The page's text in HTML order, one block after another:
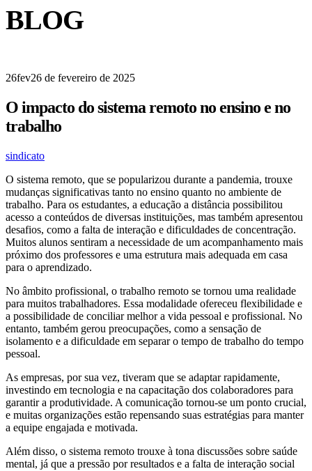
BLOG
26fev26 de fevereiro de 2025
O impacto do sistema remoto no ensino e no
trabalho
sindicato
O sistema remoto, que se popularizou durante a pandemia, trouxe
mudanças significativas tanto no ensino quanto no ambiente de
trabalho. Para os estudantes, a educação a distância possibilitou
acesso a conteúdos de diversas instituições, mas também apresentou
desafios, como a falta de interação e dificuldades de concentração.
Muitos alunos sentiram a necessidade de um acompanhamento mais
próximo dos professores e uma estrutura mais adequada em casa
para o aprendizado.
No âmbito profissional, o trabalho remoto se tornou uma realidade
para muitos trabalhadores. Essa modalidade ofereceu flexibilidade e
a possibilidade de conciliar melhor a vida pessoal e profissional. No
entanto, também gerou preocupações, como a sensação de
isolamento e a dificuldade em separar o tempo de trabalho do tempo
pessoal.
As empresas, por sua vez, tiveram que se adaptar rapidamente,
investindo em tecnologia e na capacitação dos colaboradores para
garantir a produtividade. A comunicação tornou-se um ponto crucial,
e muitas organizações estão repensando suas estratégias para manter
a equipe engajada e motivada.
Além disso, o sistema remoto trouxe à tona discussões sobre saúde
mental, já que a pressão por resultados e a falta de interação social